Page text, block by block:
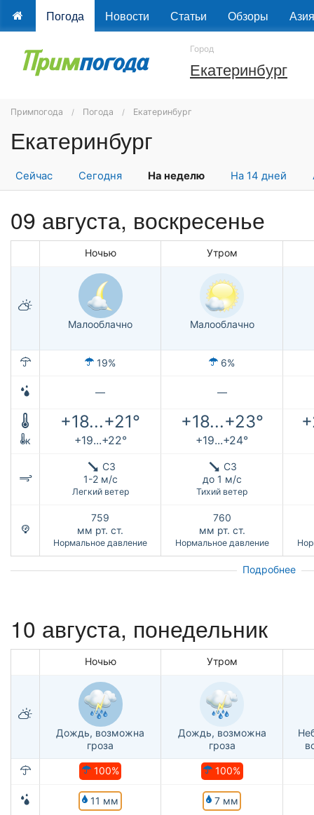
Погода Новости Статьи Обзоры Азия
Город
Екатеринбург
Примпогода Погода Екатеринбург
Екатеринбург
Сейчас Сегодня На неделю На 14 дней
09 августа, воскресенье
Ночью Утром
Малооблачно Малооблачно
19% 6%
— —
+18...+21° +18...+23°
к +19...+22° +19...+24°
СЗ
1-2 м/с
Легкий ветер
СЗ
до 1 м/с
Тихий ветер
759
мм рт. ст.
Нормальное давление
760
мм рт. ст.
Нормальное давление
Подробнее
10 августа, понедельник
Ночью Утром
Дождь, возможна
гроза
Дождь, возможна
гроза
100% 100%
11 мм 7 мм